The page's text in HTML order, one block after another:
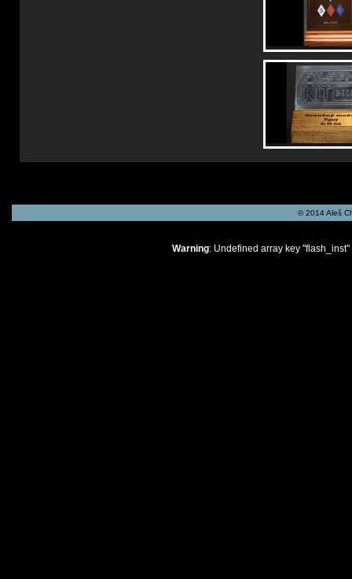
© 2014 Aleš
Warning: Undefined array key